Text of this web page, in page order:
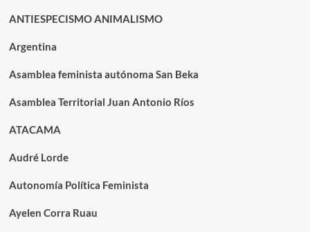
ANTIESPECISMO ANIMALISMO
Argentina
Asamblea feminista autónoma San Beka
Asamblea Territorial Juan Antonio Ríos
ATACAMA
Audré Lorde
Autonomía Política Feminista
Ayelen Corra Ruau